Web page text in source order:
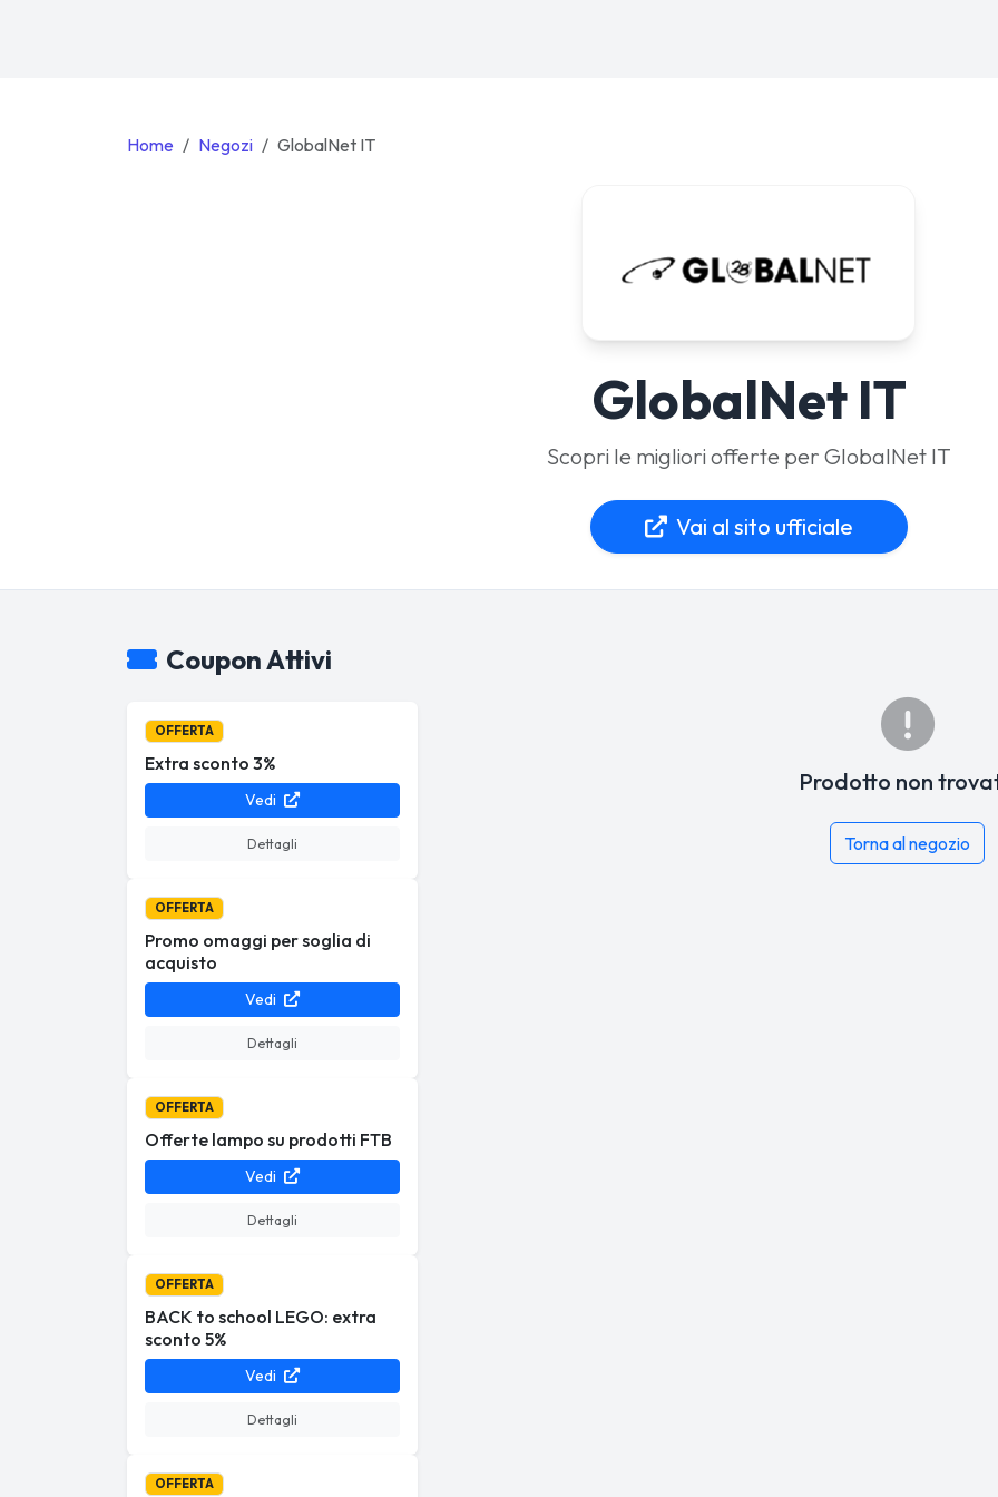
Home Negozi GlobalNet IT
GlobalNet IT
Scopri le migliori offerte per GlobalNet IT
Vai al sito ufficiale
Coupon Attivi
OFFERTA
Extra sconto 3%
Vedi
Dettagli
OFFERTA
Promo omaggi per soglia di
acquisto
Vedi
Dettagli
OFFERTA
Offerte lampo su prodotti FTB
Vedi
Dettagli
OFFERTA
BACK to school LEGO: extra
sconto 5%
Vedi
Dettagli
OFFERTA
Prodotto non
Torna al negozio